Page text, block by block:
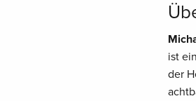
ist
der